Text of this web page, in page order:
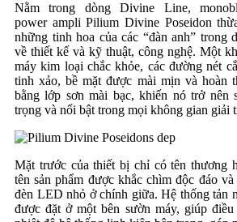
Nằm trong dòng Divine Line,
power ampli Pilium Divine Poseidon
những tinh hoa của các “đàn anh” trong
về thiết kế và kỹ thuật, công nghệ. Một
máy kim loại chắc khỏe, các đường nét
tinh xảo, bề mặt được mài mịn và hoàn
bằng lớp sơn mài bạc, khiến nó trở nên
trọng và nổi bật trong mọi không gian giải
Mặt trước của thiết bị chỉ có tên thương
tên sản phẩm được khắc chìm độc đáo và
đèn LED nhỏ ở chính giữa. Hệ thống tản
được đặt ở một bên sườn máy, giúp điều